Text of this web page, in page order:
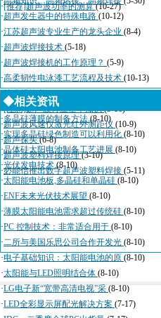
·[推荐]超声波功率的测算(10-27)
·超声发生器中的特殊电路 (10-12)
·江苏超声波专业生产的龙头企业 (8-4)
·超声波焊接技术 (5-18)
·超声波焊接机的工作原理？ (5-9)
·高柔韧性电泳漆工艺流程及技术 (10-13)
技术规格书
(4-3)
·[注意]超声波行业基本知识(5-16)
·超声波风速仪激光红外测距仪 (10-9)
·超声探头(6-8)
·超声波塑料焊接原理(3-10)
·必能信推出数字超声波塑料焊接 (5-11)
◆相关资讯
·多晶硅薄膜的制备方法(8-10)
·实现多晶硅绿色制造可以利用化 (8-10)
·晶体硅太阳电池制备工艺进展 (8-10)
·光伏发电技术(8-10)
·太阳能电池板,多晶硅和单晶硅 (8-10)
·ENF未来光伏技术展望 (8-10)
·薄膜太阳能电池需求超过传统硅 (8-10)
·PC 控制技术：非常适合用于 (8-10)
·二所与美国乐思公司合作开发光 (8-10)
·电子基础知识：太阳能电池的原 (8-10)
·太阳能与LED照明结合体 (8-10)
·LG电子新“宽带高清电视”采 (8-10)
·LED全彩显示屏配光解决方案 (7-17)